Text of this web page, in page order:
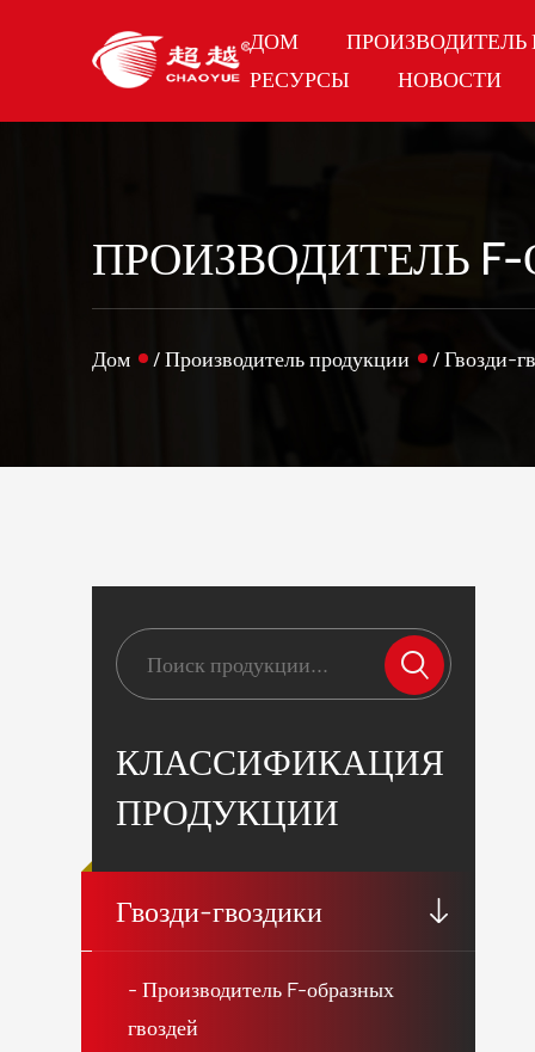
ДОМ
РЕСУРСЫ
НОВОСТИ
ПРОИЗВОДИТЕЛЬ
Дом /Производитель продукции /Гвозди-
КЛАССИФИКАЦИЯ
ПРОДУКЦИИ
Гвозди-гвоздики
- Производитель F-образных
гвоздей